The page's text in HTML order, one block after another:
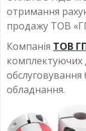
отримання
продажу ТОВ
Компанія ТОВ
комплектуючих
обслуговування
обладнання.